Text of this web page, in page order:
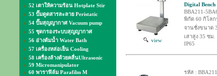
52 เตาให้ความร้อน Hotplate Stir
53 ปั๊มดูดสารละลาย Peristatic
54 ปั๊มสุญญากาศ Vacuum pump
55 ชุดกรองระบบสุญญากาศ
56 อ่างต้มน้ำ Water Bath
57 เครื่องหล่อเย็น Cooling
58 เครื่องล้างด้วยคลื่นUltrasonic
59 Micromanipulator
60 พาราฟิล์ม Parafilm M
view
Digital Bench
BBA211-
พิกัด 60 กิโลก
จานชั่งขนาด
เสาสูง 35 ซม.
IP65
รหัส :